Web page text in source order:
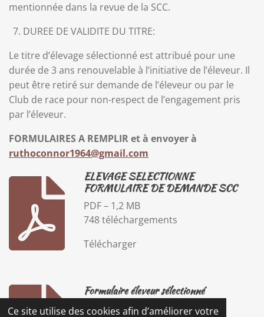
Ce site utilise des cookies afin d’améliorer votre
mentionnée dans la revue de la SCC.
DUREE DE VALIDITE DU TITRE:
Le titre d’élevage sélectionné est attribué pour une
durée de 3 ans renouvelable à l’initiative de l’éleveur. Il
peut être retiré sur demande de l’éleveur ou par le
Club de race pour non-respect de l’engagement pris
par l’éleveur.
FORMULAIRES A REMPLIR et à envoyer à
ruthoconnor1964@gmail.com
ELEVAGE SELECTIONNE
FORMULAIRE DE DEMANDE SCC
PDF – 1,2 MB
748 téléchargements
Télécharger
Formulaire éleveur sélectionné
Image – 538,8 KB